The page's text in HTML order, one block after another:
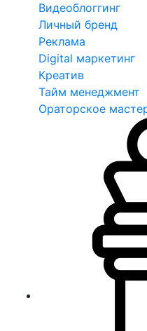
Видеоблоггинг
Личный бренд
Реклама
Digital маркетинг
Креатив
Тайм менеджмент
Ораторское